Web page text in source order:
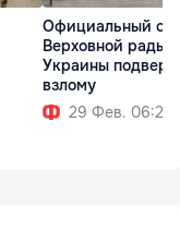
Официальный
Верховной рады
Украины
взлому
29 Фев. 06:20